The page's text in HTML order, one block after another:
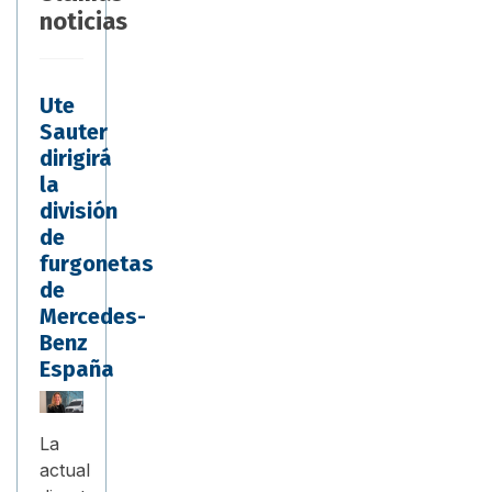
noticias
Ute
Sauter
dirigirá
la
división
de
furgonetas
de
Mercedes-
Benz
España
La
actual